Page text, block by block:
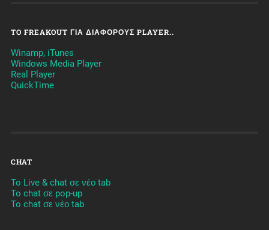
TO FREAKOUT ΓΙΑ ΔΙΆΦΟΡΟΥΣ PLAYER..
Winamp, iTunes
Windows Media Player
Real Player
QuickTime
CHAT
To Live & chat σε νέο tab
To chat σε pop-up
To chat σε νέο tab